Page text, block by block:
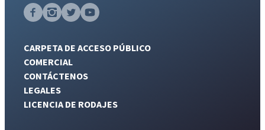
CARPETA DE ACCESO PÚBLICO
COMERCIAL
CONTÁCTENOS
LEGALES
LICENCIA DE RODAJES